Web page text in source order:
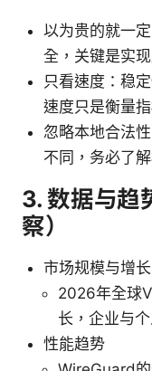
以为贵的就一
全，关键是实
只看速度：稳
速度只是衡量指
忽略本地合法
不同，务必了
3. 数据与趋
察）
市场规模与增长
2026年全球
长，企业与
性能趋势